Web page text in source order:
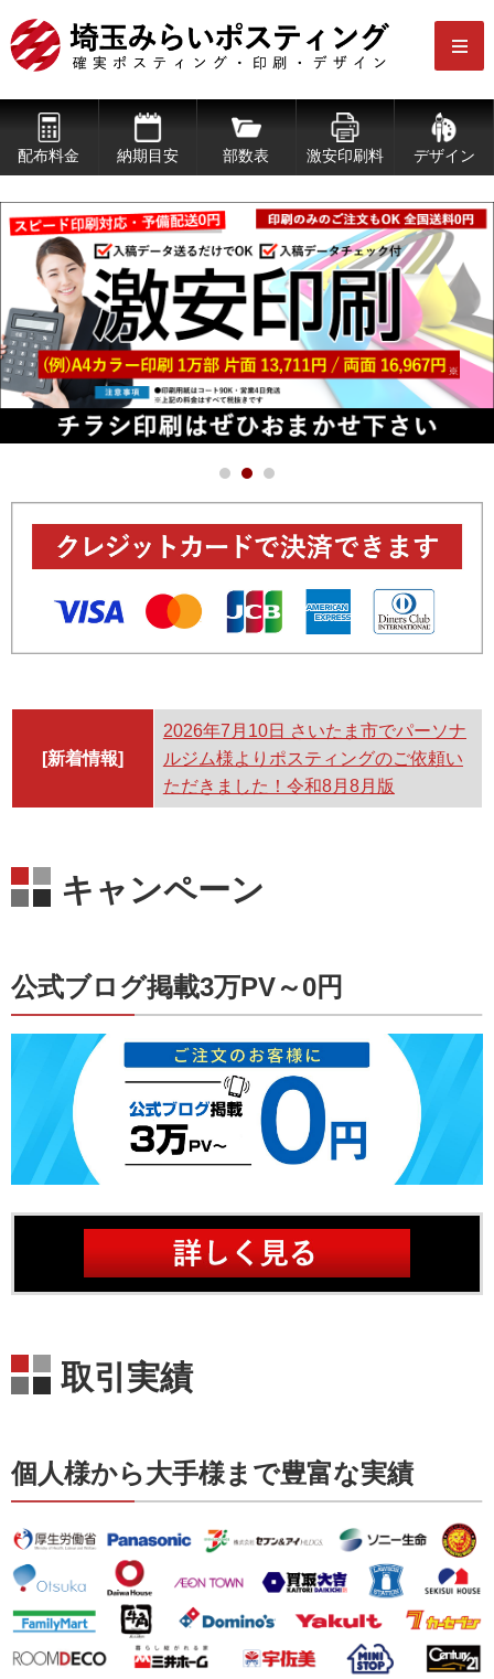
配布料金 納期目安 部数表 激安印刷料 デザイン
[新着情報]
2026年7月10日 さいたま市でパーソナ
ルジム様よりポスティングのご依頼い
ただきました！令和8月8月版
キャンペーン
公式ブログ掲載3万PV～0円
取引実績
個人様から大手様まで豊富な実績